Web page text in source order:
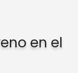
en el